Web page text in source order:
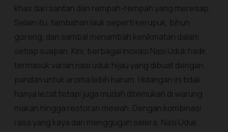
khas dari santan dan rempah-rempah yang meresap.
Selain itu, tambahan lauk seperti kerupuk, bihun
goreng, dan sambal menambah kenikmatan dalam
setiap suapan. Kini, berbagai inovasi Nasi Uduk hadir,
termasuk varian nasi uduk hijau yang dibuat dengan
pandan untuk aroma lebih harum. Hidangan ini tidak
hanya lezat tetapi juga mudah ditemukan di warung
makan hingga restoran mewah. Dengan kombinasi
rasa yang kaya dan menggugah selera, Nasi Uduk